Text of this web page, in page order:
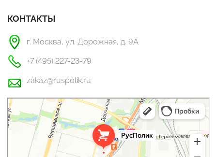
КОНТАКТЫ
г. Москва, ул. Дорожная, д. 9А
+7 (495) 227-23-79
zakaz@ruspolik.ru
РусПолик
Оргстекло, поликарбонат в Москве
Строительные и отделочные работы в Москве